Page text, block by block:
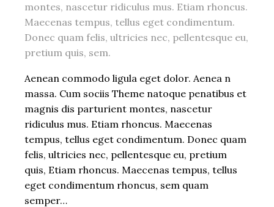
montes, nascetur ridiculus mus. Etiam rhoncus.
Maecenas tempus, tellus eget condimentum.
Donec quam felis, ultricies nec, pellentesque eu,
pretium quis, sem.
Aenean commodo ligula eget dolor. Aenea n
massa. Cum sociis Theme natoque penatibus et
magnis dis parturient montes, nascetur
ridiculus mus. Etiam rhoncus. Maecenas
tempus, tellus eget condimentum. Donec quam
felis, ultricies nec, pellentesque eu, pretium
quis, Etiam rhoncus. Maecenas tempus, tellus
eget condimentum rhoncus, sem quam
semper…